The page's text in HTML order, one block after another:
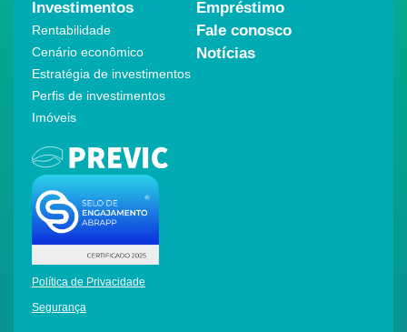
Investimentos
Rentabilidade
Cenário econômico
Estratégia de investimentos
Perfis de investimentos
Imóveis
Empréstimo
Fale conosco
Notícias
Política de Privacidade
Segurança